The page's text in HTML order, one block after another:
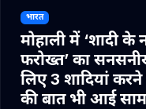
भारत
मोहाली में ‘शादी
फरोख्त’ का
लिए 3 शादियां
की बात भी आई